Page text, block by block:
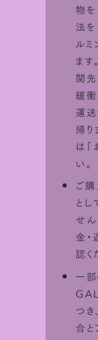
物
法
ル
ま
関
緩
運
帰り
は「
い。
ご
と
せ
金・
認く
一
つ
合と
シミ
ART Is.
比率を
しむこ